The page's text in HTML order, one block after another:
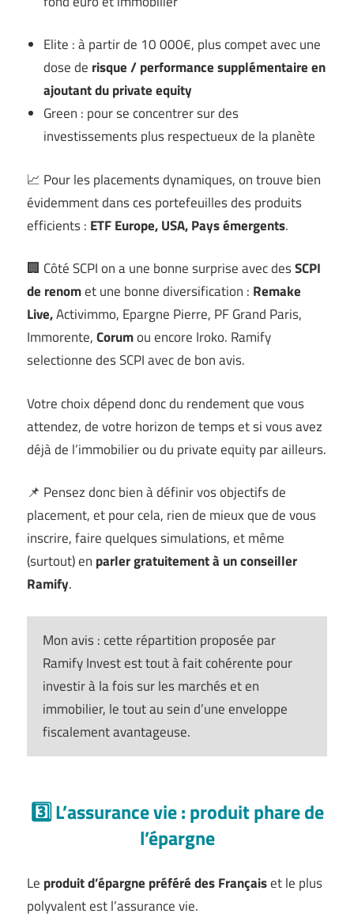
Elite : à partir de 10 000€, plus compet avec une
dose de risque / performance supplémentaire en
ajoutant du private equity
Green : pour se concentrer sur des
investissements plus respectueux de la planète
📈 Pour les placements dynamiques, on trouve bien
évidemment dans ces portefeuilles des produits
efficients : ETF Europe, USA, Pays émergents.
🏢 Côté SCPI on a une bonne surprise avec desSCPI
de renomet une bonne diversification : Remake
Live,Activimmo, Epargne Pierre, PF Grand Paris,
Immorente,Corumou encore Iroko. Ramify
selectionne des SCPI avec de bon avis.
Votre choix dépend donc du rendement que vous
attendez, de votre horizon de temps et si vous avez
déjà de l’immobilier ou du private equity par ailleurs.
📌 Pensez donc bien à définir vos objectifs de
placement, et pour cela, rien de mieux que de vous
inscrire, faire quelques simulations, et même
(surtout) en parler gratuitement à unconseiller
Ramify.
Mon avis : cette répartition proposée par
Ramify Invest est tout à fait cohérente pour
investir à la fois sur les marchés et en
immobilier, le tout au sein d’une enveloppe
fiscalement avantageuse.
3️⃣ L’assurance vie : produit phare de
l’épargne
Le produit d’épargne préféré des Françaiset le plus
polyvalent est l’assurance vie.